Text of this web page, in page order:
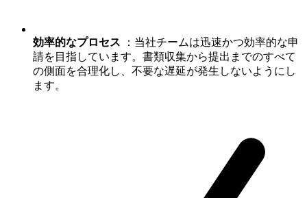
効率的なプロセス ：当社チームは迅速かつ効率的な申
請を目指しています。書類収集から提出までのすべて
の側面を合理化し、不要な遅延が発生しないようにし
ます。